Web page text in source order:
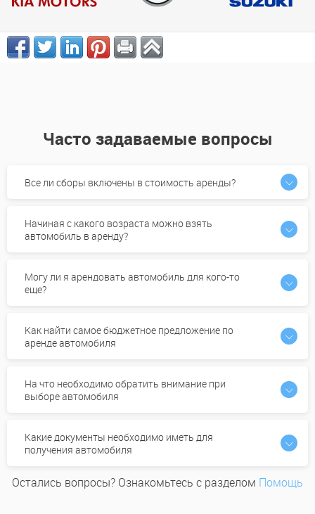
Часто задаваемые вопросы
Все ли сборы включены в стоимость аренды?
Начиная с какого возраста можно взять
автомобиль в аренду?
Могу ли я арендовать автомобиль для кого-то
еще?
Как найти самое бюджетное предложение по
аренде автомобиля
На что необходимо обратить внимание при
выборе автомобиля
Какие документы необходимо иметь для
получения автомобиля
Остались вопросы? Ознакомьтесь с разделом Помощь